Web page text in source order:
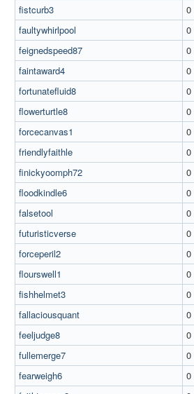
fistcurb3
0
faultywhirlpool
0
feignedspeed87
0
faintaward4
0
fortunatefluid8
0
flowerturtle8
0
forcecanvas1
0
friendlyfaithle
0
finickyoomph72
0
floodkindle6
0
falsetool
0
futuristicverse
0
forceperil2
0
flourswell1
0
fishhelmet3
0
fallaciousquant
0
feeljudge8
0
fullemerge7
0
fearweigh6
0